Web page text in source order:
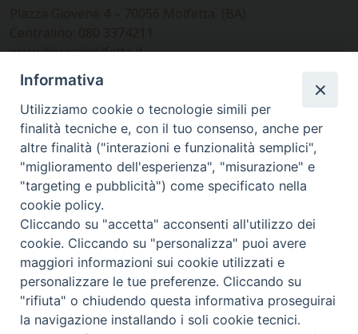
www.diocesimolfetta.it –
diocesimolfetta@pec.chiesacattolica.it
Ufficio Comunicazioni sociali
Piazza Giovene 4 – 70056 Molfetta (BA)
comunicazionisociali@diocesimolfetta.it
SEGUICI SU
Facebook
Instagram
X YouTube
Feed
Privacy Policy - trasparenza
Informativa
Utilizziamo cookie o tecnologie simili per
finalità tecniche e, con il tuo consenso, anche per
altre finalità ("interazioni e funzionalità semplici",
"miglioramento dell'esperienza", "misurazione" e
"targeting e pubblicità") come specificato nella
cookie policy.
Cliccando su "accetta" acconsenti all'utilizzo dei
cookie. Cliccando su "personalizza" puoi avere
maggiori informazioni sui cookie utilizzati e
personalizzare le tue preferenze. Cliccando su
"rifiuta" o chiudendo questa informativa proseguirai
la navigazione installando i soli cookie tecnici.